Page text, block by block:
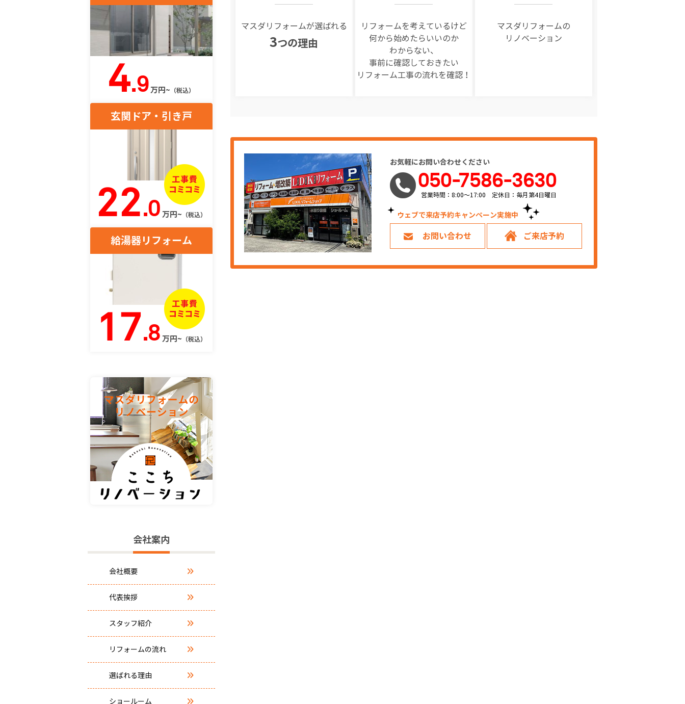
マスダリフォームが選ばれる
3つの理由
リフォームを考えているけど
何から始めたらいいのか
わからない、
事前に確認しておきたい
リフォーム工事の流れを確認！
マスダリフォームの
リノベーション
お気軽にお問い合わせください
050-7586-3630
営業時間：8:00～17:00 定休日：毎月第4日曜日
ウェブで来店予約キャンペーン実施中！
お問い合わせ ご来店予約
4.9万円~ （税込）
玄関ドア・引き戸
22.0 万円~ （税込）
給湯器リフォーム
17.8 万円~ （税込）
会社案内
会社概要
代表挨拶
スタッフ紹介
リフォームの流れ
選ばれる理由
ショールーム